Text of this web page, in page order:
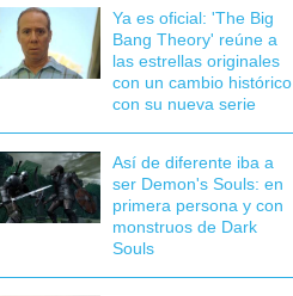
Ya es oficial: 'The Big
Bang Theory' reúne a
las estrellas originales
con un cambio histórico
con su nueva serie
Así de diferente iba a
ser Demon's Souls: en
primera persona y con
monstruos de Dark
Souls